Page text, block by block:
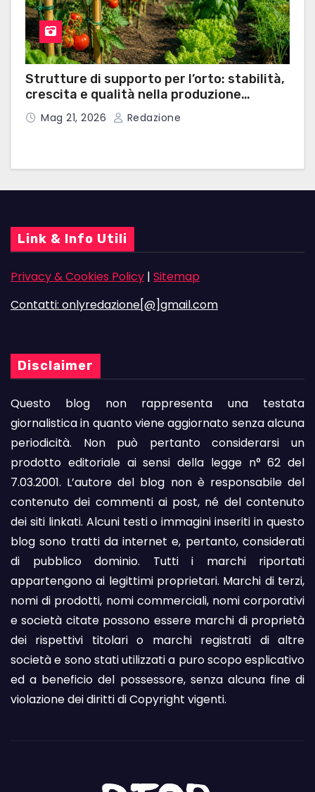
Strutture di supporto per l’orto: stabilità,
crescita e qualità nella produzione
domestica
Mag 21, 2026 Redazione
Link & Info Utili
Privacy & Cookies Policy | Sitemap
Contatti: onlyredazione[@]gmail.com
Disclaimer
Questo blog non rappresenta una testata
giornalistica in quanto viene aggiornato senza alcuna
periodicità. Non può pertanto considerarsi un
prodotto editoriale ai sensi della legge n° 62 del
7.03.2001. L’autore del blog non è responsabile del
contenuto dei commenti ai post, né del contenuto
dei siti linkati. Alcuni testi o immagini inseriti in questo
blog sono tratti da internet e, pertanto, considerati
di pubblico dominio. Tutti i marchi riportati
appartengono ai legittimi proprietari. Marchi di terzi,
nomi di prodotti, nomi commerciali, nomi corporativi
e società citate possono essere marchi di proprietà
dei rispettivi titolari o marchi registrati di altre
società e sono stati utilizzati a puro scopo esplicativo
ed a beneficio del possessore, senza alcuna fine di
violazione dei diritti di Copyright vigenti.